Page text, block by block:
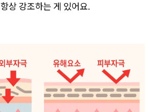
상 강조하는 게 있어요.